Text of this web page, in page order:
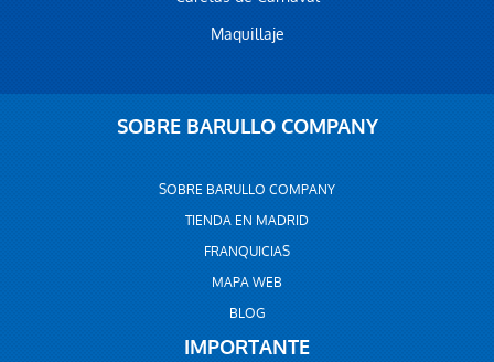
Maquillaje
SOBRE BARULLO COMPANY
SOBRE BARULLO COMPANY
TIENDA EN MADRID
FRANQUICIAS
MAPA WEB
BLOG
IMPORTANTE